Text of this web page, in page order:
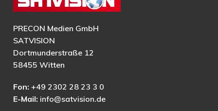
PRECON Medien GmbH
SATVISION
Dortmunderstraße 12
58455 Witten
Fon: +49 2302 28 23 3 0
E-Mail: info@satvision.de